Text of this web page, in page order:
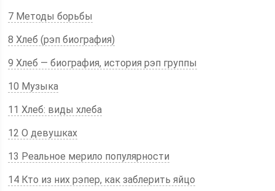
7 Методы борьбы
8 Хлеб (рэп биография)
9 Хлеб — биография, история рэп группы
10 Музыка
11 Хлеб: виды хлеба
12 О девушках
13 Реальное мерило популярности
14 Кто из них рэпер, как заблерить яйцо